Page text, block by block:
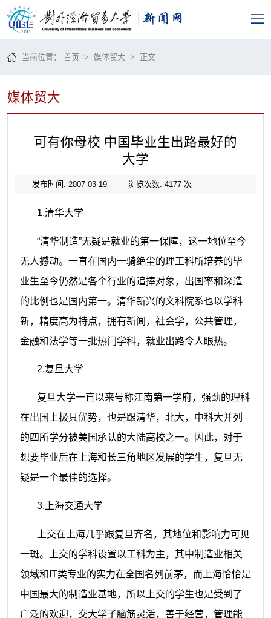
当前位置：首页 >媒体贸大 > 正文
媒体贸大
可有你母校 中国毕业生出路最好的
大学
发布时间: 2007-03-19 浏览次数: 4177次
1.清华大学
“清华制造”无疑是就业的第一保障，这一地位至今
无人撼动。一直在国内一骑绝尘的理工科所培养的毕
业生至今仍然是各个行业的追捧对象，出国率和深造
的比例也是国内第一。清华新兴的文科院系也以学科
新，精度高为特点，拥有新闻，社会学，公共管理，
金融和法学等一批热门学科，就业出路令人眼热。
2.复旦大学
复旦大学一直以来号称江南第一学府，强劲的理科
在出国上极具优势，也是跟清华，北大，中科大并列
的四所学分被美国承认的大陆高校之一。因此，对于
想要毕业后在上海和长三角地区发展的学生，复旦无
疑是一个最佳的选择。
3. 上海交通大学
上交在上海几乎跟复旦齐名，其地位和影响力可见
一斑。上交的学科设置以工科为主，其中制造业相关
领域和 IT类专业的实力在全国名列前茅，而上海恰恰是
中国最大的制造业基地，所以上交的学生也是受到了
广泛的欢迎，交大学子脑筋灵活，善于经营，管理能